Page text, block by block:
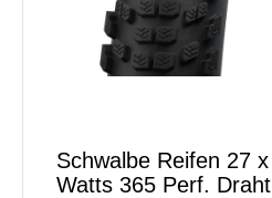
Schwalbe Reifen 27
Watts 365 Perf.